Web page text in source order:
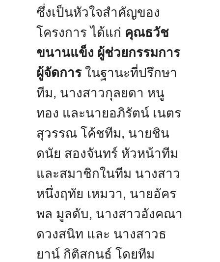
ซึ่งเป็นหัวใจสำคัญของ
โครงการ ได้แก่ คุณธวัช
ขนานแข็ง ผู้ช่วยกรรมการ
ผู้จัดการในฐานะที่ปรึกษา
ทีม, นางสาวกุลยดา หนู
ทอง และนายอภิรัตน์ เนตร
สุวรรณ โค้ชทีม, นายชิน
ดนัย สองจันทร์ หัวหน้าทีม
และสมาชิกในทีม นางสาว
หนึ่งฤทัย เหมวา, นายอัคร
พล มูลดับ, นางสาวอังคณา
ดวงสนิท และ นางสาวธ
ยาน์ กิติสกนธ์ โดยทีม